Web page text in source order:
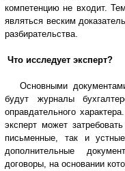
компетенцию не входит.
являться веским
разбирательства.
Что исследует эксперт?
Основными
будут журналы
оправдательного
эксперт может
письменные, так и
дополнительные
договоры, на основании